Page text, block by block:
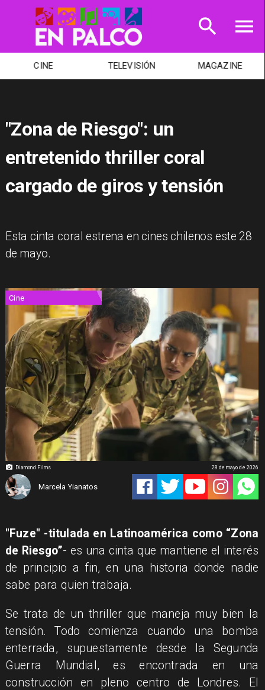
TELEVISIÓN MAGAZINE TEATRO
"Zona de Riesgo": un
entretenido thriller coral
cargado de giros y tensión
Esta cinta coral estrena en cines chilenos este 28
de mayo.
Diamond Films
Cine
Marcela Yianatos
28 de mayo de 2026
"Fuze" -titulada en Latinoamérica como “Zona
de Riesgo”- es una cinta que mantiene el interés
de principio a fin, en una historia donde nadie
sabe para quien trabaja.
Se trata de un thriller que maneja muy bien la
tensión. Todo comienza cuando una bomba
enterrada, supuestamente desde la Segunda
Guerra Mundial, es encontrada en una
construcción en pleno centro de Londres. El